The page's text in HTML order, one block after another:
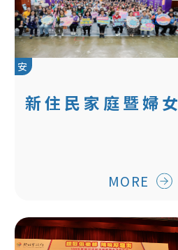
安
新住民家庭暨婦女
MORE